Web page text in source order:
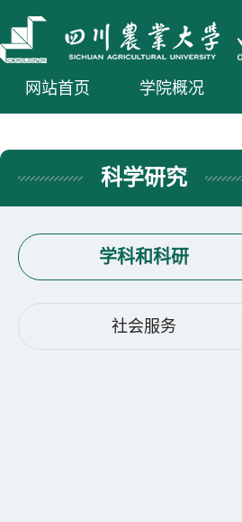
网站首页 学院概况
科学研究
学科和科研
社会服务